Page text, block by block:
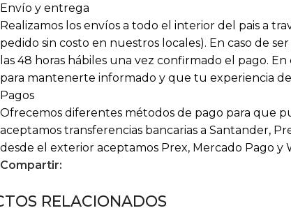
Envío y entrega
Realizamos los envíos a todo el interior del pais a
pedido sin costo en nuestros locales). En caso de
las 48 horas hábiles una vez confirmado el pago.
para mantenerte informado y que tu experiencia de
Pagos
Ofrecemos diferentes métodos de pago para que
aceptamos transferencias bancarias a Santander,
desde el exterior aceptamos Prex, Mercado Pago y
Compartir:
RELACIONADOS